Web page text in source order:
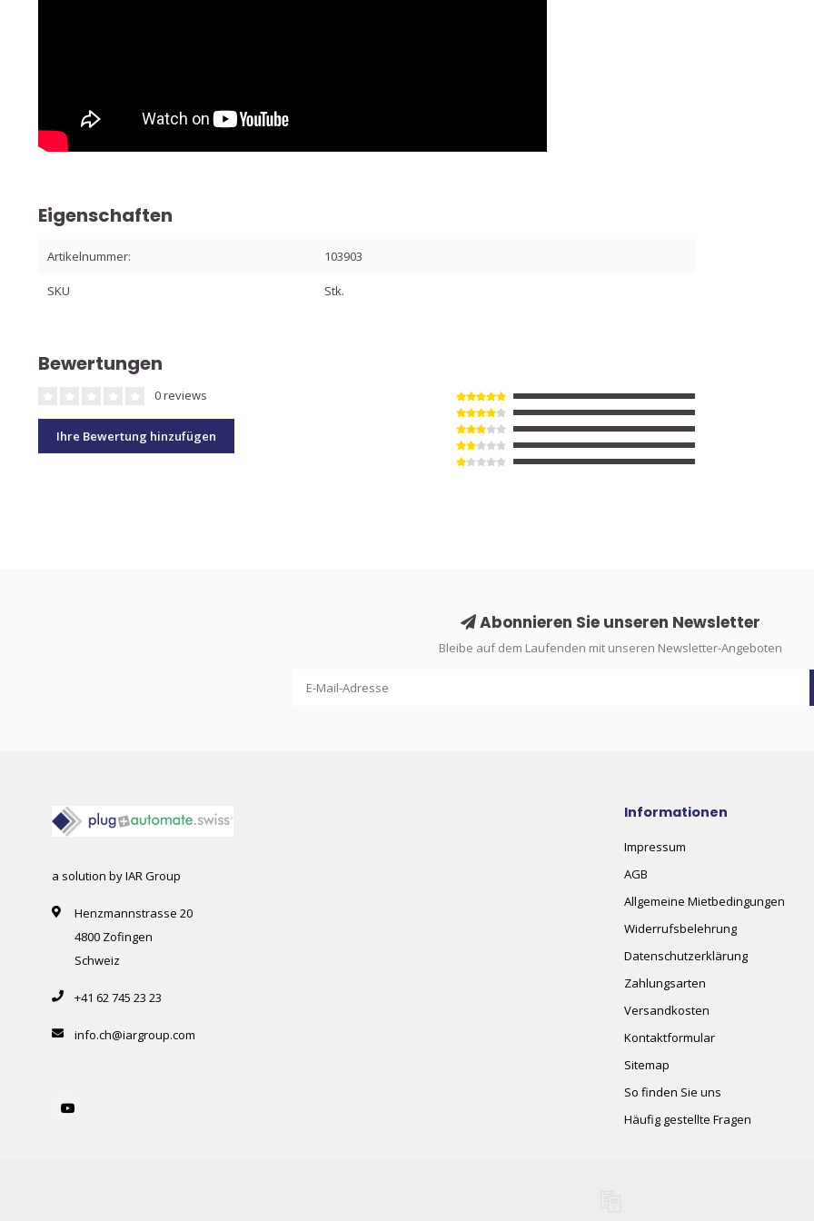
Eigenschaften
Artikelnummer: 103903
SKU Stk.
Bewertungen
0 reviews
Ihre Bewertung hinzufügen
Abonnieren Sie unseren Newsletter
Bleibe auf dem Laufenden mit unseren Newsletter-Angeboten
a solution by IAR Group
Henzmannstrasse 20
4800 Zofingen
Schweiz
+41 62 745 23 23
info.ch@iargroup.com
Informationen
Impressum
AGB
Allgemeine Mietbedingungen
Widerrufsbelehrung
Datenschutzerklärung
Zahlungsarten
Versandkosten
Kontaktformular
Sitemap
So finden Sie uns
Häufig gestellte Fragen